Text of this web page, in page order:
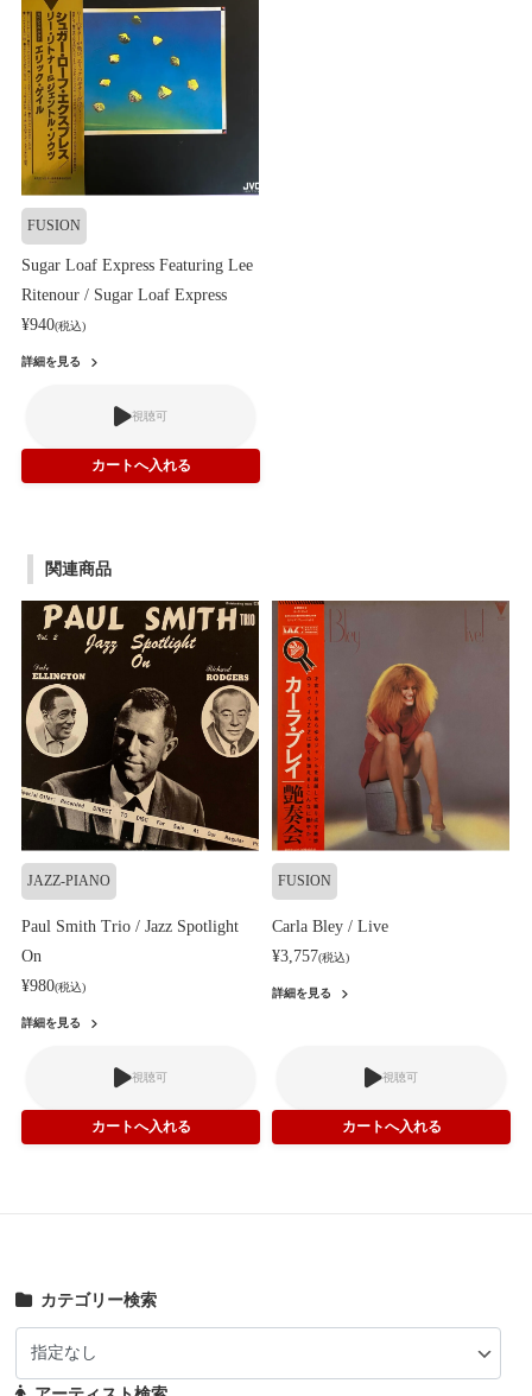
FUSION
Sugar Loaf Express Featuring Lee
Ritenour / Sugar Loaf Express
¥940(税込)
詳細を見る
視聴可
関連商品
JAZZ-PIANO
Paul Smith Trio / Jazz Spotlight
On
¥980(税込)
詳細を見る
視聴可
FUSION
Carla Bley / Live
¥3,757(税込)
詳細を見る
視聴可
カテゴリー検索